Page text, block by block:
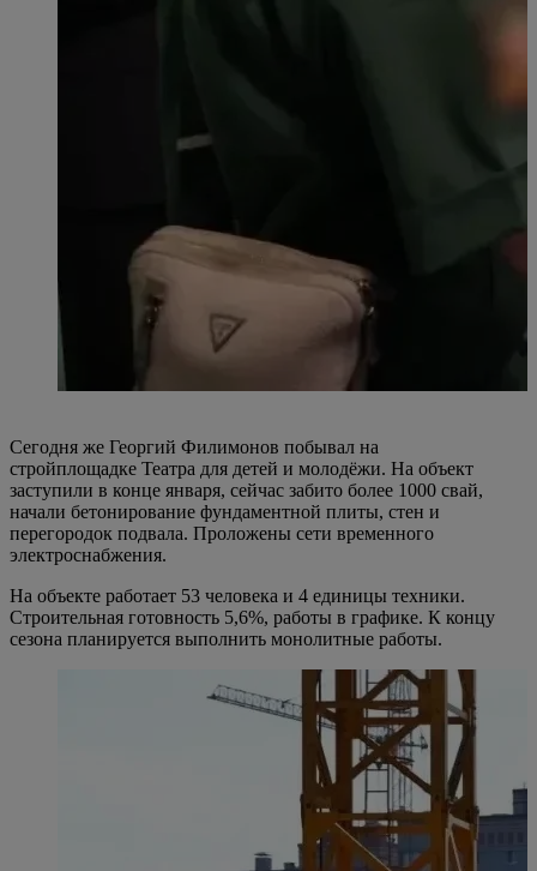
Сегодня же Георгий Филимонов побывал на
стройплощадке Театра для детей и молодёжи. На объект
заступили в конце января, сейчас забито более 1000 свай,
начали бетонирование фундаментной плиты, стен и
перегородок подвала. Проложены сети временного
электроснабжения.
На объекте работает 53 человека и 4 единицы техники.
Строительная готовность 5,6%, работы в графике. К концу
сезона планируется выполнить монолитные работы.